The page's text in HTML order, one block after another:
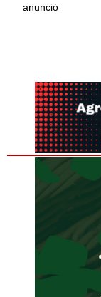
anunció